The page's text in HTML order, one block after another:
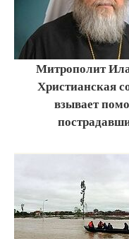
Митрополит
Христианская
взывает